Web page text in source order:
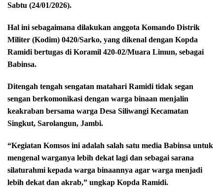
Sabtu (24/01/2026).
Hal ini sebagaimana dilakukan anggota Komando Distrik
Militer (Kodim) 0420/Sarko, yang dikenal dengan Kopda
Ramidi bertugas di Koramil 420-02/Muara Limun, sebagai
Babinsa.
Ditengah tengah sengatan matahari Ramidi tidak segan
sengan berkomonikasi dengan warga binaan menjalin
keakraban bersama warga Desa Siliwangi Kecamatan
Singkut, Sarolangun, Jambi.
“Kegiatan Komsos ini adalah salah satu media Babinsa untuk
mengenal warganya lebih dekat lagi dan sebagai sarana
silaturahmi kepada warga binaannya agar warga menjadi
lebih dekat dan akrab,” ungkap Kopda Ramidi.